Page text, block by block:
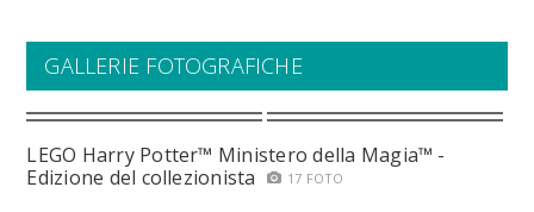
GALLERIE FOTOGRAFICHE
LEGO Harry Potter™ Ministero della Magia™ -
Edizione del collezionista
17 FOTO